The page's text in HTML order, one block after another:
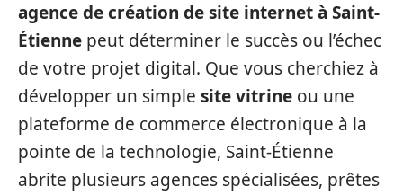
agence de création de site internet à Saint-
Étienne peut déterminer le succès ou l’échec
de votre projet digital. Que vous cherchiez à
développer un simple site vitrine ou une
plateforme de commerce électronique à la
pointe de la technologie, Saint-Étienne
abrite plusieurs agences spécialisées, prêtes